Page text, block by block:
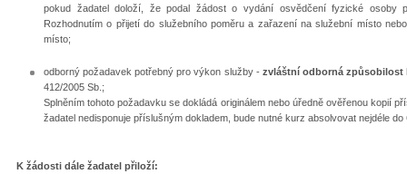
pokud žadatel doloží, že podal žádost o vydání osvědčení fyzické osoby
Rozhodnutím o přijetí do služebního poměru a zařazení na služební místo
místo;
odborný požadavek potřebný pro výkon služby - zvláštní odborná způsobilost
412/2005 Sb.;
Splněním tohoto požadavku se dokládá originálem nebo úředně ověřenou kopií
žadatel nedisponuje příslušným dokladem, bude nutné kurz absolvovat nejdéle
K žádosti dále žadatel přiloží: